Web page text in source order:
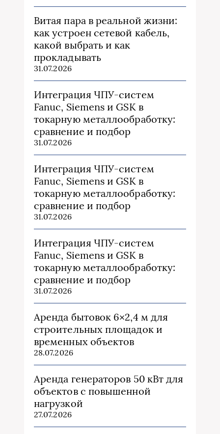
Витая пара в реальной жизни:
как устроен сетевой кабель,
какой выбрать и как
прокладывать
31.07.2026
Интеграция ЧПУ-систем
Fanuc, Siemens и GSK в
токарную металлообработку:
сравнение и подбор
31.07.2026
Интеграция ЧПУ-систем
Fanuc, Siemens и GSK в
токарную металлообработку:
сравнение и подбор
31.07.2026
Интеграция ЧПУ-систем
Fanuc, Siemens и GSK в
токарную металлообработку:
сравнение и подбор
31.07.2026
Аренда бытовок 6×2,4 м для
строительных площадок и
временных объектов
28.07.2026
Аренда генераторов 50 кВт для
объектов с повышенной
нагрузкой
27.07.2026